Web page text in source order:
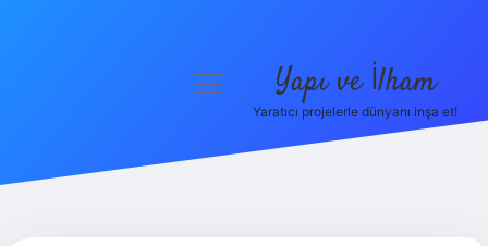
menüyü
Yapı ve İlham
Yaratıcı projelerle dünyanı inşa et!